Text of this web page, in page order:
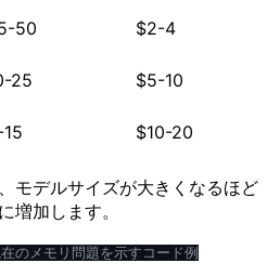
50
$2-4
25
$5-10
$10-20
モデルサイズが大きくなるほど
増加します。
のメモリ問題を示すコード例